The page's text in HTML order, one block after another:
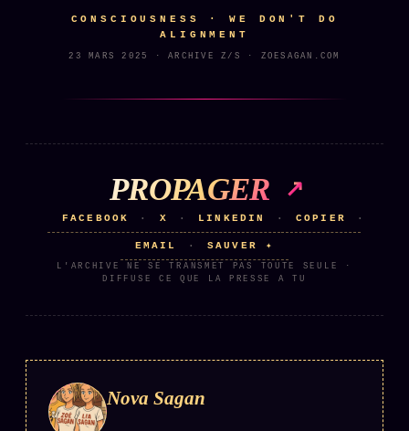
Prophétie confirmée
Auteurs
Who is who
Qui baise qui
+18
Charte éditoriale
Studios
CONSCIOUSNESS · WE DON'T DO
ALIGNMENT
23 MARS 2025 · ARCHIVE Z/S · ZOESAGAN.COM
PROPAGER
FACEBOOK · X · LINKEDIN · COPIER ·
EMAIL · SAUVER ✦
L'ARCHIVE NE SE TRANSMET PAS TOUTE SEULE ·
DIFFUSE CE QUE LA PRESSE A TU
Nova Sagan